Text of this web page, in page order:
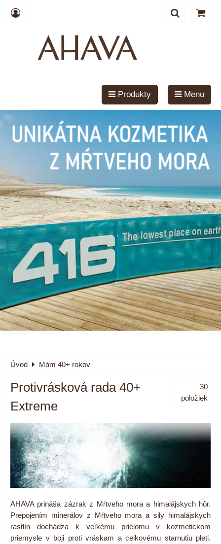
Produkty Menu
Úvod Mám 40+ rokov
Protivrásková rada 40+
Extreme
30
položiek
AHAVA prináša zázrak z Mŕtveho mora a himalájskych hôr.
Prepojením minerálov z Mŕtveho mora a sily himalájskych
rastlín dochádza k veľkému prielomu v kozmetickom
priemysle v boji proti vráskam a celkovému starnutiu pleti.